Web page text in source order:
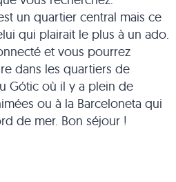
un quartier central mais ce
qui plairait le plus à un ado.
et vous pourrez
dans les quartiers de
Gótic où il y a plein de
ou à la Barceloneta qui
de mer. Bon séjour !